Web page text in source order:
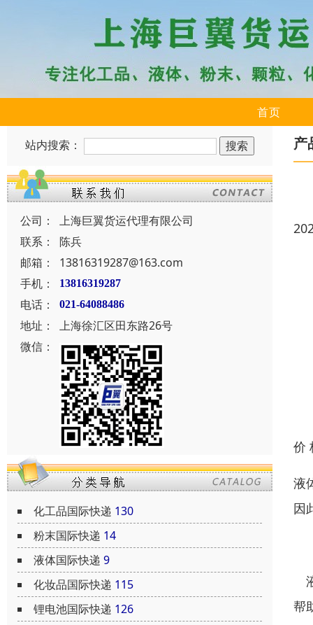
首页
站内搜索：
公司：
上海巨翼货运代理有限公司
联系：
陈兵
邮箱：
13816319287@163.com
手机：
13816319287
电话： 021-64088486
地址：
上海徐汇区田东路26号
微信：
化工品国际快递 130
粉末国际快递 14
液体国际快递 9
化妆品国际快递 115
锂电池国际快递 126
产
价
液
因
帮